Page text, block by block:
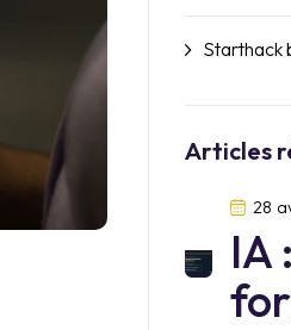
Starthack
Articles
28
IA